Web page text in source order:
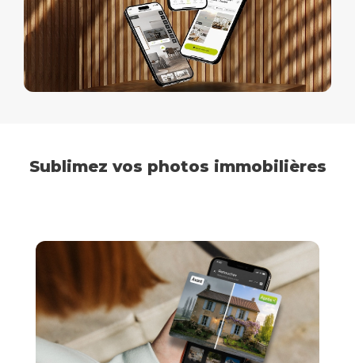
Sublimez vos photos immobilières